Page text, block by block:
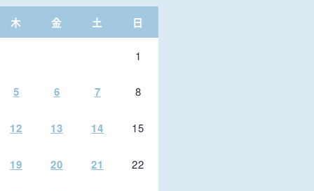
木 金 土 日
1
5 6 7 8
12 13 14 15
19 20 21 22